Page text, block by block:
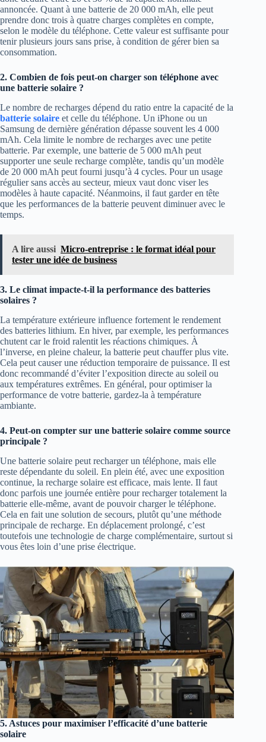
annoncée. Quant à une batterie de 20 000 mAh, elle peut
prendre donc trois à quatre charges complètes en compte,
selon le modèle du téléphone. Cette valeur est suffisante pour
tenir plusieurs jours sans prise, à condition de gérer bien sa
consommation.
2. Combien de fois peut-on charger son téléphone avec
une batterie solaire ?
Le nombre de recharges dépend du ratio entre la capacité de la
batterie solaire et celle du téléphone. Un iPhone ou un
Samsung de dernière génération dépasse souvent les 4 000
mAh. Cela limite le nombre de recharges avec une petite
batterie. Par exemple, une batterie de 5 000 mAh peut
supporter une seule recharge complète, tandis qu’un modèle
de 20 000 mAh peut fourni jusqu’à 4 cycles. Pour un usage
régulier sans accès au secteur, mieux vaut donc viser les
modèles à haute capacité. Néanmoins, il faut garder en tête
que les performances de la batterie peuvent diminuer avec le
temps.
A lire aussi Micro-entreprise : le format idéal pour
tester une idée de business
3. Le climat impacte-t-il la performance des batteries
solaires ?
La température extérieure influence fortement le rendement
des batteries lithium. En hiver, par exemple, les performances
chutent car le froid ralentit les réactions chimiques. À
l’inverse, en pleine chaleur, la batterie peut chauffer plus vite.
Cela peut causer une réduction temporaire de puissance. Il est
donc recommandé d’éviter l’exposition directe au soleil ou
aux températures extrêmes. En général, pour optimiser la
performance de votre batterie, gardez-la à température
ambiante.
4. Peut-on compter sur une batterie solaire comme source
principale ?
Une batterie solaire peut recharger un téléphone, mais elle
reste dépendante du soleil. En plein été, avec une exposition
continue, la recharge solaire est efficace, mais lente. Il faut
donc parfois une journée entière pour recharger totalement la
batterie elle-même, avant de pouvoir charger le téléphone.
Cela en fait une solution de secours, plutôt qu’une méthode
principale de recharge. En déplacement prolongé, c’est
toutefois une technologie de charge complémentaire, surtout si
vous êtes loin d’une prise électrique.
5. Astuces pour maximiser l’efficacité d’une batterie
solaire